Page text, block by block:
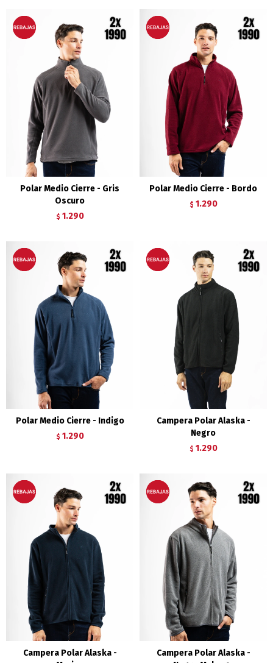
Polar Medio Cierre - Gris
Oscuro
$ 1.290
Polar Medio Cierre - Bordo
$ 1.290
Polar Medio Cierre - Indigo
$ 1.290
Campera Polar Alaska -
Negro
$ 1.290
Campera Polar Alaska -
Campera Polar Alaska -